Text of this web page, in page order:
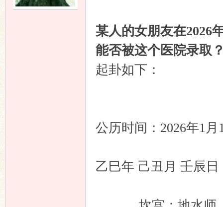
某人的女朋友在2026
能否被这个医院录取
起卦如下：
公历时间：2026年1
乙巳年 己丑月 壬辰